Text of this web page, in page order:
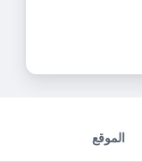
الموقع